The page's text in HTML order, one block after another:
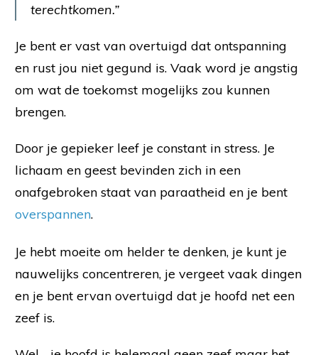
terechtkomen.”
Je bent er vast van overtuigd dat ontspanning
en rust jou niet gegund is. Vaak word je angstig
om wat de toekomst mogelijks zou kunnen
brengen.
Door je gepieker leef je constant in stress. Je
lichaam en geest bevinden zich in een
onafgebroken staat van paraatheid en je bent
overspannen.
Je hebt moeite om helder te denken, je kunt je
nauwelijks concentreren, je vergeet vaak dingen
en je bent ervan overtuigd dat je hoofd net een
zeef is.